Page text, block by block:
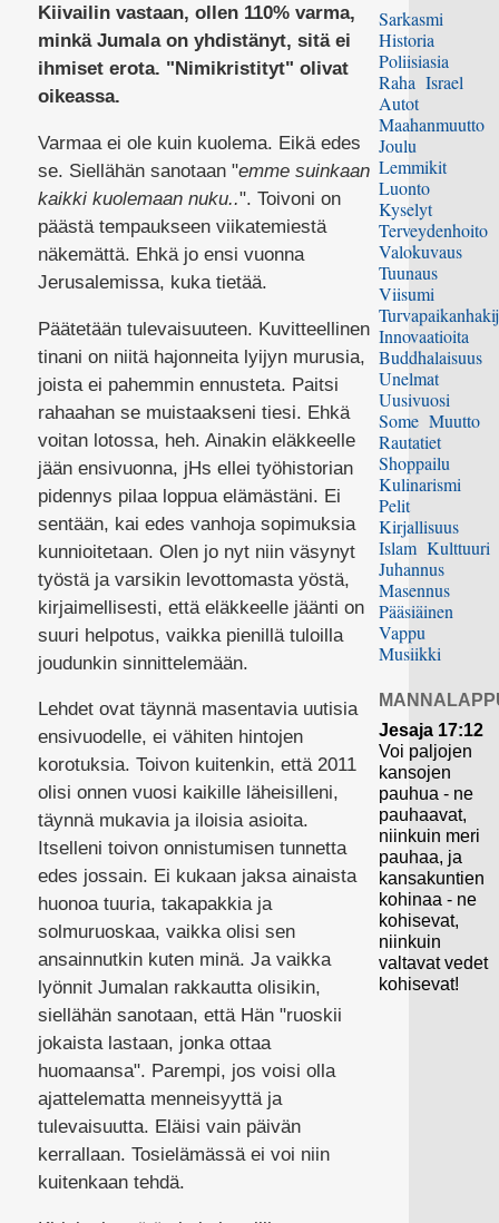
Kiivailin vastaan, ollen 110% varma,
minkä Jumala on yhdistänyt, sitä ei
ihmiset erota. "Nimikristityt" olivat
oikeassa.
Varmaa ei ole kuin kuolema. Eikä edes
se. Siellähän sanotaan "emme suinkaan
kaikki kuolemaan nuku..". Toivoni on
päästä tempaukseen viikatemiestä
näkemättä. Ehkä jo ensi vuonna
Jerusalemissa, kuka tietää.
Päätetään tulevaisuuteen. Kuvitteellinen
tinani on niitä hajonneita lyijyn murusia,
joista ei pahemmin ennusteta. Paitsi
rahaahan se muistaakseni tiesi. Ehkä
voitan lotossa, heh. Ainakin eläkkeelle
jään ensivuonna, jHs ellei työhistorian
pidennys pilaa loppua elämästäni. Ei
sentään, kai edes vanhoja sopimuksia
kunnioitetaan. Olen jo nyt niin väsynyt
työstä ja varsikin levottomasta yöstä,
kirjaimellisesti, että eläkkeelle jäänti on
suuri helpotus, vaikka pienillä tuloilla
joudunkin sinnittelemään.
Lehdet ovat täynnä masentavia uutisia
ensivuodelle, ei vähiten hintojen
korotuksia. Toivon kuitenkin, että 2011
olisi onnen vuosi kaikille läheisilleni,
täynnä mukavia ja iloisia asioita.
Itselleni toivon onnistumisen tunnetta
edes jossain. Ei kukaan jaksa ainaista
huonoa tuuria, takapakkia ja
solmuruoskaa, vaikka olisi sen
ansainnutkin kuten minä. Ja vaikka
lyönnit Jumalan rakkautta olisikin,
siellähän sanotaan, että Hän "ruoskii
jokaista lastaan, jonka ottaa
huomaansa". Parempi, jos voisi olla
ajattelematta menneisyyttä ja
tulevaisuutta. Eläisi vain päivän
kerrallaan. Tosielämässä ei voi niin
kuitenkaan tehdä.
Sarkasmi
Historia
Poliisiasia
Raha Israel
Autot
Maahanmuutto
Joulu
Lemmikit
Luonto
Kyselyt
Terveydenhoito
Valokuvaus
Tuunaus
Viisumi
Innovaatioita
Buddhalaisuus
Unelmat
Uusivuosi
Some Muutto
Rautatiet
Shoppailu
Kulinarismi
Pelit
Kirjallisuus
Islam Kulttuuri
Juhannus
Masennus
Pääsiäinen
Vappu
Musiikki
Jesaja 17:12
Voi paljojen
kansojen
pauhua - ne
pauhaavat,
niinkuin meri
pauhaa, ja
kansakuntien
kohinaa - ne
kohisevat,
niinkuin
valtavat vedet
kohisevat!